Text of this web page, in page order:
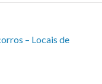
– Locais de